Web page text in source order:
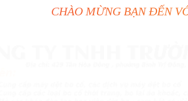
CHÀO MỪNG BẠN ĐẾN VỚI